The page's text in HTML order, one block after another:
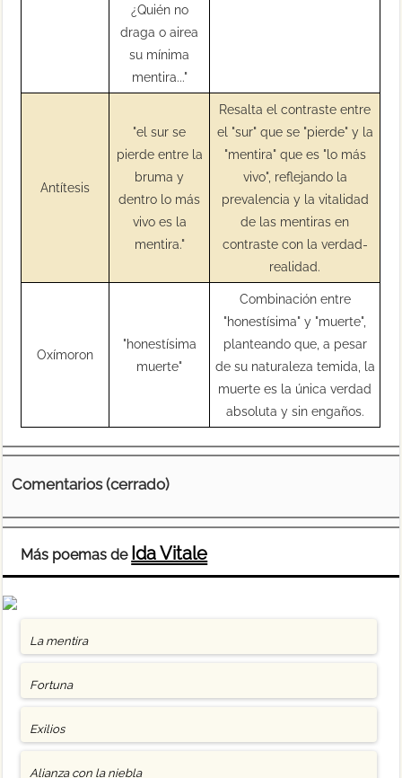
¿Quién no
draga o airea
su mínima
mentira..."
Antítesis
"el sur se
pierde entre la
bruma y
dentro lo más
vivo es la
mentira."
Resalta el contraste entre
el "sur" que se "pierde" y la
"mentira" que es "lo más
vivo", reflejando la
prevalencia y la vitalidad
de las mentiras en
contraste con la verdad-
realidad.
Oxímoron
"honestísima
muerte"
Combinación entre
"honestísima" y "muerte",
planteando que, a pesar
de su naturaleza temida, la
muerte es la única verdad
absoluta y sin engaños.
Comentarios (cerrado)
Más poemas de Ida Vitale
La mentira
Fortuna
Exilios
Alianza con la niebla